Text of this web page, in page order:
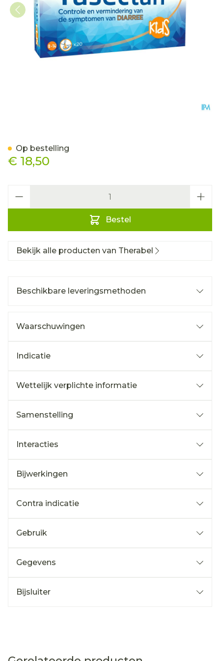
€ 18,50
Bestel
Op bestelling
Bekijk alle producten van Therabel
Beschikbare leveringsmethoden
Waarschuwingen
Indicatie
Wettelijk verplichte informatie
Samenstelling
Interacties
Bijwerkingen
Contra indicatie
Gebruik
Gegevens
Bijsluiter